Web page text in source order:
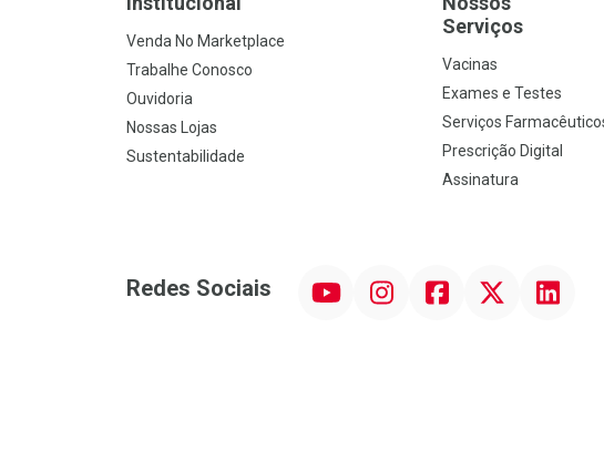
Venda No Marketplace
Trabalhe Conosco
Ouvidoria
Nossas Lojas
Sustentabilidade
Serviços
Vacinas
Exames e Testes
Serviços
Prescrição Digital
Assinatura
Redes Sociais InstagramFacebookTwitter Linkedin